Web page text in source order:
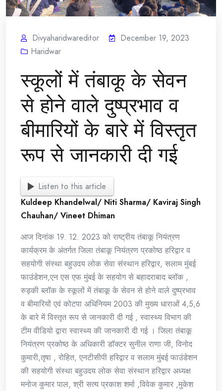
Divyaharidwareditor
December 19, 2023
Haridwar
स्कूलों में तंबाकू के सेवन
से होने वाले दुष्प्रभाव व
बीमारियों के बारे में विस्तृत
रूप से जानकारी दी गई
Listen to this article
Kuldeep Khandelwal/ Niti Sharma/ Kaviraj Singh
Chauhan/ Vineet Dhiman
आज दिनांक 19. 12. 2023 को राष्ट्रीय तंबाकू नियंत्रण
कार्यक्रम के अंतर्गत जिला तंबाकू नियंत्रण प्रकोष्ठ हरिद्वार व
सहयोगी संस्था बहुउदय लोक सेवा संस्थान हरिद्वार, सलाम मुंबई
फाउंडेशन,एन एस एफ मुंबई के सहयोग से बहादराबाद ब्लॉक ,
रुड़की ब्लॉक के स्कूलों में तंबाकू के सेवन से होने वाले दुष्प्रभाव
व बीमारियों एवं कोटपा अधिनियम 2003 की मुख्य धाराओं 4,5,6
के बारे में विस्तृत रूप से जानकारी दी गई , स्वास्थ्य विभाग की
टीम वीडियो द्वारा स्वास्थ्य की जानकारी दी गई । जिला तंबाकू
नियंत्रण प्रकोष्ठ के अधिकारी डॉक्टर सुनील राणा जी, विनोद
कुमारी,तृषा , रोहित, एनटीसीपी हरिद्वार व सलाम मुंबई फाउंडेशन
की सहयोगी संस्था बहुउदय लोक सेवा संस्थान हरिद्वार अध्यक्ष
मनोज कुमार पाल, श्री सत्य प्रकाश शर्मा ,विवेक कुमार ,मुकेश